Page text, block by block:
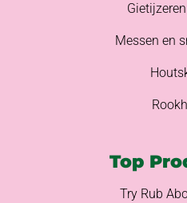
Messen en
Top
Try Rub